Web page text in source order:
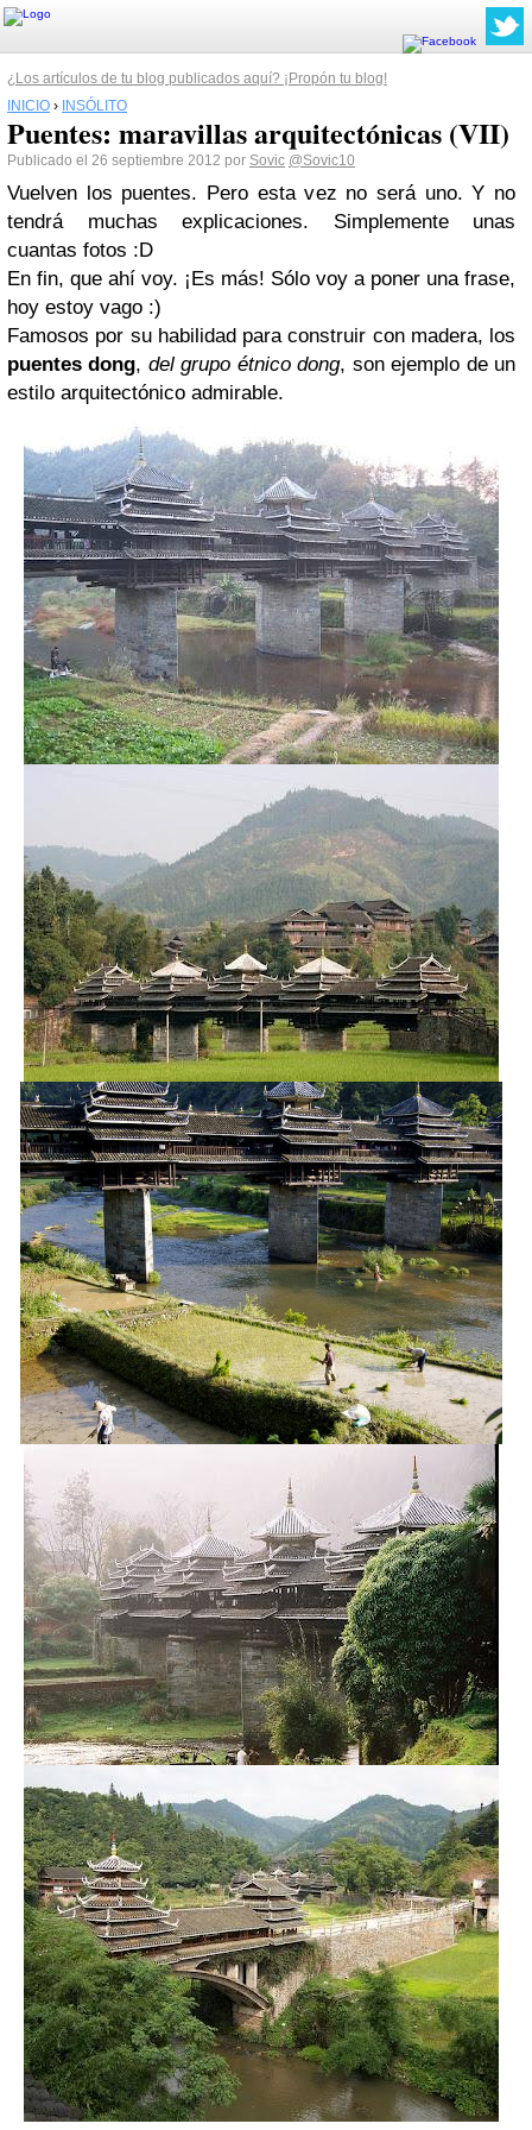
¿Los artículos de tu blog publicados aquí? ¡Propón tu blog!
INICIO › INSÓLITO
Puentes: maravillas arquitectónicas (VII)
Publicado el 26 septiembre 2012 por Sovic @Sovic10
Vuelven los puentes. Pero esta vez no será uno. Y no
tendrá muchas explicaciones. Simplemente unas
cuantas fotos :D
En fin, que ahí voy. ¡Es más! Sólo voy a poner una frase,
hoy estoy vago :)
Famosos por su habilidad para construir con madera, los
puentes dong, del grupo étnico dong, son ejemplo de un
estilo arquitectónico admirable.